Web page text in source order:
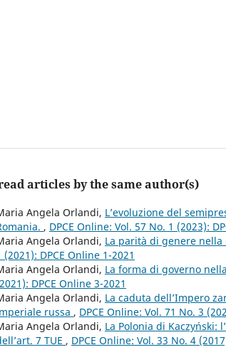
articles by the same author(s)
Angela Orlandi, L’evoluzione del
, DPCE Online: Vol. 57 No. 1 (2023):
Angela Orlandi, La parità di genere
(2021): DPCE Online 1-2021
Angela Orlandi, La forma di governo
DPCE Online 3-2021
Angela Orlandi, La caduta dell’Impero
russa , DPCE Online: Vol. 71 No. 3
Angela Orlandi, La Polonia di Kaczyński:
7 TUE , DPCE Online: Vol. 33 No. 4